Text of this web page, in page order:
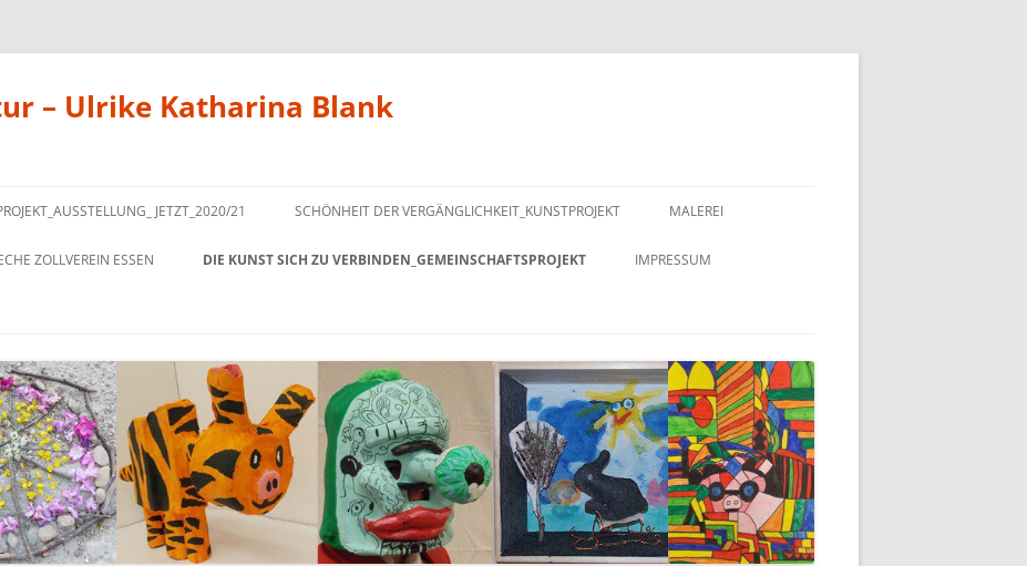
– Ulrike Katharina Blank
Inhalt
JETZT_2020/21 SCHÖNHEIT DER VERGÄNGLICHKEIT_KUNSTPROJEKT MALEREI
ZOLLVEREIN ESSEN DIE KUNST SICH ZU VERBINDEN_GEMEINSCHAFTSPROJEKT IMPRESSUM